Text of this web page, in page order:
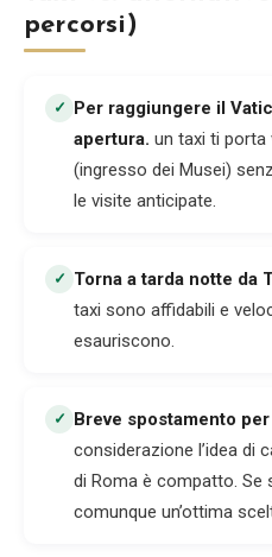
percorsi)
✓ Per raggiungere il
apertura. un taxi ti
(ingresso dei Musei)
le visite anticipate.
✓ Torna a tarda notte da
taxi sono affidabili e
esauriscono.
✓ Breve spostamento
considerazione l’idea di
di Roma è compatto. Se
comunque un’ottima